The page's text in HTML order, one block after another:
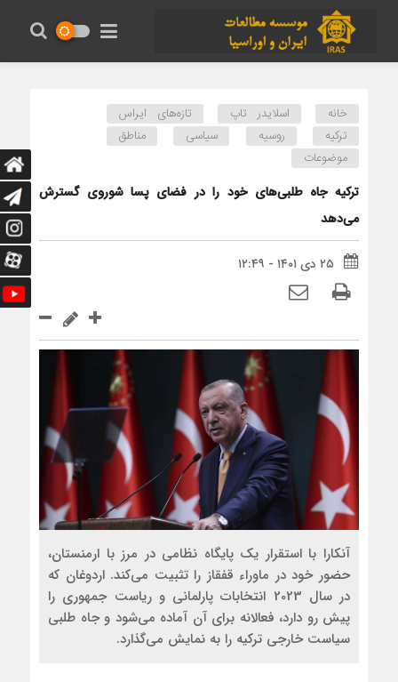
خانه اسلایدر تاپ
تازه‌های ایراس
ترکیه
روسیه سیاسی
مناطق
موضوعات
ترکیه جاه طلبی‌های خود را در فضای پسا شوروی گسترش
می‌دهد
۲۵ دی ۱۴۰۱ - ۱۲:۴۹
آنکارا با استقرار یک پایگاه نظامی در مرز با ارمنستان،
حضور خود در ماوراء قفقاز را تثبیت می‌کند. اردوغان که
در سال 2023 انتخابات پارلمانی و ریاست جمهوری را
پیش رو دارد، فعالانه برای آن آماده می‌شود و جاه طلبی
سیاست خارجی ترکیه را به نمایش می‌گذارد.